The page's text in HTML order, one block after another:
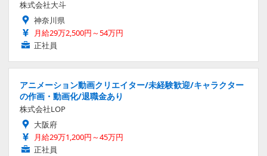
株式会社大斗
神奈川県
月給29万2,500円～54万円
正社員
アニメーション動画クリエイター/未経験歓迎/キャラクター
の作画・動画化/退職金あり
株式会社LOP
大阪府
月給29万1,200円～45万円
正社員